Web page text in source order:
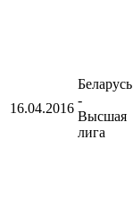
16.04.2016
Беларусь
-
Высшая
лига